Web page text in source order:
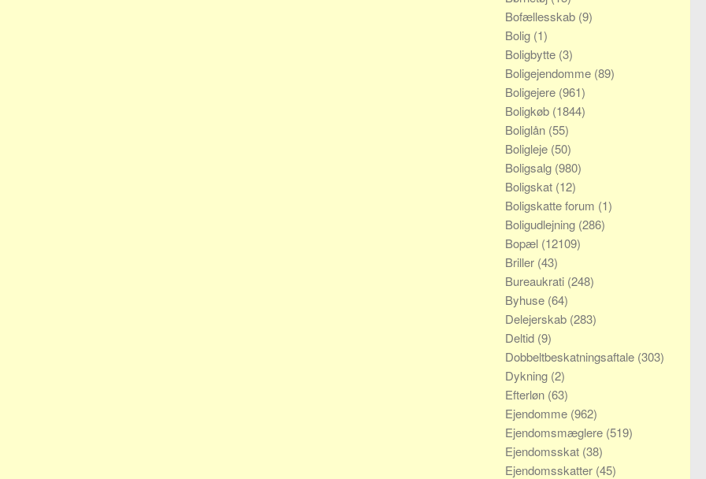
Bofællesskab (9)
Bolig (1)
Boligbytte (3)
Boligejendomme (89)
Boligejere (961)
Boligkøb (1844)
Boliglån (55)
Boligleje (50)
Boligsalg (980)
Boligskat (12)
Boligskatte forum (1)
Boligudlejning (286)
Bopæl (12109)
Briller (43)
Bureaukrati (248)
Byhuse (64)
Delejerskab (283)
Deltid (9)
Dobbeltbeskatningsaftale (303)
Dykning (2)
Efterløn (63)
Ejendomme (962)
Ejendomsmæglere (519)
Ejendomsskat (38)
Ejendomsskatter (45)